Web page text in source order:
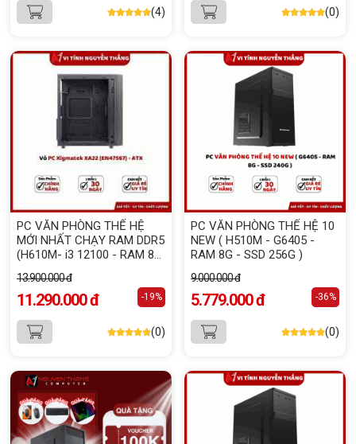
(4) (0)
PC VĂN PHÒNG THẾ HỆ
MỚI NHẤT CHẠY RAM DDR5
(H610M- i3 12100 - RAM 8G
XAS30)
13.900.000 đ
11.290.000 đ -19%
(0)
PC VĂN PHÒNG THẾ HỆ 10
NEW ( H510M - G6405 -
RAM 8G - SSD 256G )
9.000.000 đ
5.779.000 đ -36%
(0)